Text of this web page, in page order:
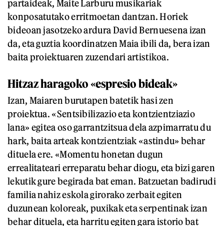
partaideak, Maite Larburu musikariak
konposatutako erritmoetan dantzan. Horiek
bideoan jasotzeko ardura David Bernuesena izan
da, eta guztia koordinatzen Maia ibili da, bera izan
baita proiektuaren zuzendari artistikoa.
Hitzaz haragoko «espresio bideak»
Izan, Maiaren burutapen batetik hasi zen
proiektua. «Sentsibilizazio eta kontzientziazio
lana» egitea oso garrantzitsua dela azpimarratu du
hark, baita arteak kontzientziak «astindu» behar
dituela ere. «Momentu honetan dugun
errealitateari erreparatu behar diogu, eta bizi garen
lekutik gure begirada bat eman. Batzuetan badirudi
familia nahiz eskola girorako zerbait egiten
duzunean koloreak, puxikak eta serpentinak izan
behar dituela, eta harritu egiten gara istorio bat